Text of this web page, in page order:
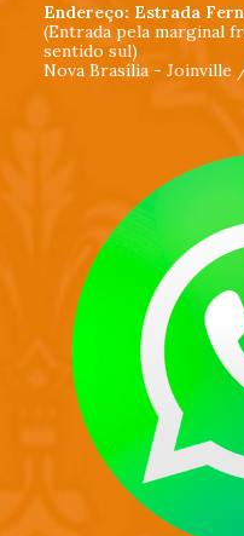
Endereço: Estrada
(Entrada pela marginal
sentido sul)
Nova Brasília - Joinville